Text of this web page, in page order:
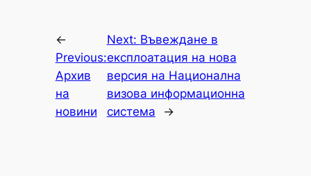
←
Previous:
Архив
на
новини
Next: Въвеждане в
експлоатация на нова
версия на Национална
визова информационна
система
→